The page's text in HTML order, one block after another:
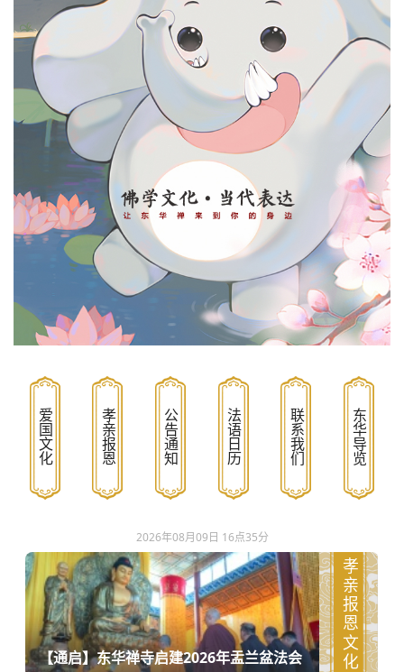
爱国文化 孝亲报恩 公告通知 法语日历 联系我们 东华导览
2026年08月09日 16点35分
【通启】东华禅寺启建2026年盂兰盆法会 孝亲报恩文化